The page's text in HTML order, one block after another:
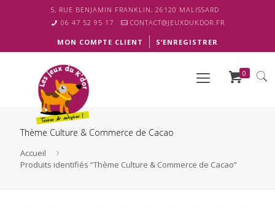
5, RUE BENJAMIN FRANKLIN, 26120 MALISSARD
06 47 52 95 17
CONTACT@JEUXDUKDOR.FR
MON COMPTE CLIENT S’ENREGISTRER
0
Thème Culture & Commerce de Cacao
Accueil
Produits identifiés “Thème Culture & Commerce de Cacao”